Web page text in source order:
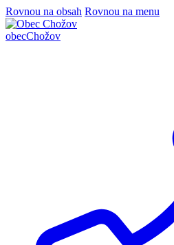
Rovnou na obsah Rovnou na menu
obecChožov